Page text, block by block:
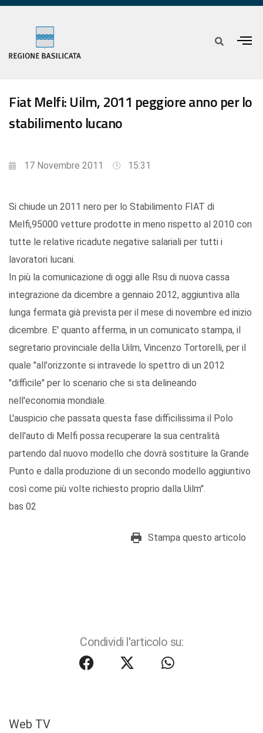
Fiat Melfi: Uilm, 2011 peggiore anno per lo
stabilimento lucano
17 Novembre 2011 15:31
Si chiude un 2011 nero per lo Stabilimento FIAT di
Melfi,95000 vetture prodotte in meno rispetto al 2010 con
tutte le relative ricadute negative salariali per tutti i
lavoratori lucani.
In più la comunicazione di oggi alle Rsu di nuova cassa
integrazione da dicembre a gennaio 2012, aggiuntiva alla
lunga fermata già prevista per il mese di novembre ed inizio
dicembre. E' quanto afferma, in un comunicato stampa, il
segretario provinciale della Uilm, Vincenzo Tortorelli, per il
quale "all'orizzonte si intravede lo spettro di un 2012
"difficile" per lo scenario che si sta delineando
nell'economia mondiale.
L'auspicio che passata questa fase difficilissima il Polo
dell'auto di Melfi possa recuperare la sua centralità
partendo dal nuovo modello che dovrà sostituire la Grande
Punto e dalla produzione di un secondo modello aggiuntivo
così come più volte richiesto proprio dalla Uilm".
bas 02
Stampa questo articolo
Condividi l'articolo su:
Web TV